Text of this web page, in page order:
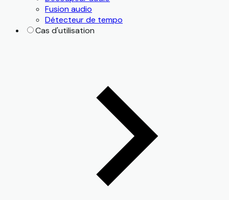
Fusion audio
Détecteur de tempo
Cas d'utilisation